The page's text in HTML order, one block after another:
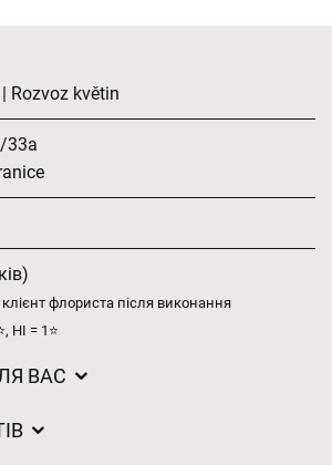
Rozvoz květin
33a
флориста після виконання
НІ = 1⭐
ВАС
даних